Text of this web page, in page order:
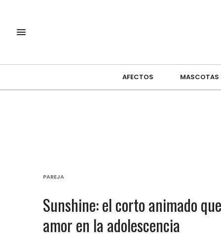
AFECTOS MASCOTAS
PAREJA
Sunshine: el corto animado
amor en la adolescencia